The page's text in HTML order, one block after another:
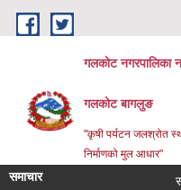
Skip to main content
गलकोट नगरपालिका
गलकोट बागलुङ
"कृषी पर्यटन जलश्रोत
निर्माणको मुल आधार"
समाचार